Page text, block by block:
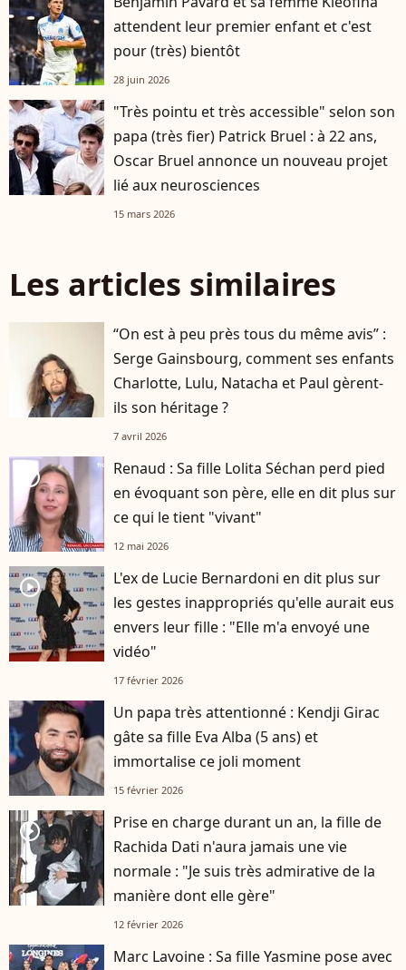
attendent leur premier enfant et c'est
pour (très) bientôt
28 juin 2026
"Très pointu et très accessible" selon son
papa (très fier) Patrick Bruel : à 22 ans,
Oscar Bruel annonce un nouveau projet
lié aux neurosciences
15 mars 2026
Les articles similaires
“On est à peu près tous du même avis” :
Serge Gainsbourg, comment ses enfants
Charlotte, Lulu, Natacha et Paul gèrent-
ils son héritage ?
7 avril 2026
player2
Renaud : Sa fille Lolita Séchan perd pied
en évoquant son père, elle en dit plus sur
ce qui le tient "vivant"
12 mai 2026
player2
L'ex de Lucie Bernardoni en dit plus sur
les gestes inappropriés qu'elle aurait eus
envers leur fille : "Elle m'a envoyé une
vidéo"
17 février 2026
Un papa très attentionné : Kendji Girac
gâte sa fille Eva Alba (5 ans) et
immortalise ce joli moment
15 février 2026
player2
Prise en charge durant un an, la fille de
Rachida Dati n'aura jamais une vie
normale : "Je suis très admirative de la
manière dont elle gère"
12 février 2026
Marc Lavoine : Sa fille Yasmine pose avec